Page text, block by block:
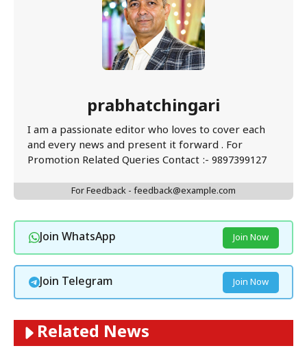
prabhatchingari
I am a passionate editor who loves to cover each
and every news and present it forward . For
Promotion Related Queries Contact :- 9897399127
For Feedback - feedback@example.com
Join WhatsApp Join Now
Join Telegram Join Now
Related News